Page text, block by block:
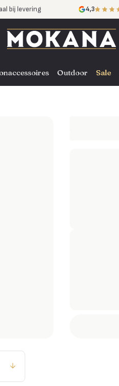
bij levering
en DE
4,3
Outdoor Sale
↓